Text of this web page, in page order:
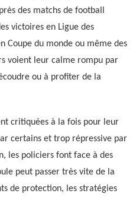
des matchs de football
victoires en Ligue des
Coupe du monde ou même des
voient leur calme rompu par
ou à profiter de la
critiquées à la fois pour leur
certains et trop répressive par
les policiers font face à des
peut passer très vite de la
de protection, les stratégies